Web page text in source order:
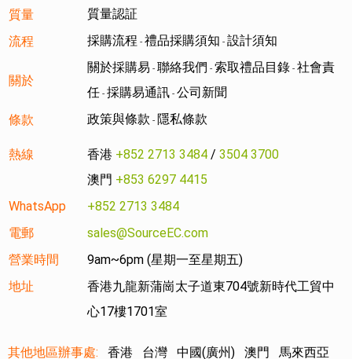
質量
質量認証
流程
採購流程 - 禮品採購須知 - 設計須知
關於
關於採購易 - 聯絡我們 - 索取禮品目錄 - 社會責
任 - 採購易通訊 - 公司新聞
條款
政策與條款 - 隱私條款
熱線 香港 +852 2713 3484 / 3504 3700
澳門 +853 6297 4415
WhatsApp
+852 2713 3484
電郵
sales@SourceEC.com
營業時間
9am~6pm (星期一至星期五)
地址
香港九龍新蒲崗太子道東704號新時代工貿中
心17樓1701室
其他地區辦事處: 香港 台灣 中國(廣州) 澳門 馬來西亞